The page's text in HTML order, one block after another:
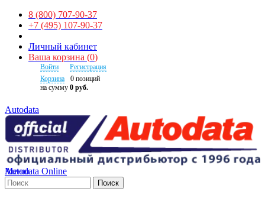
8 (800) 707-90-37
+7 (495) 107-90-37
Личный кабинет
Ваша корзина (0)
Войти
Регистрация
Корзина
0 позиций
на сумму 0 руб.
Autodata
Autodata Online
Меню
Поиск